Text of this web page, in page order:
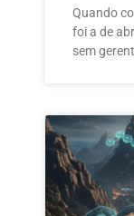
Quando
foi a de
sem